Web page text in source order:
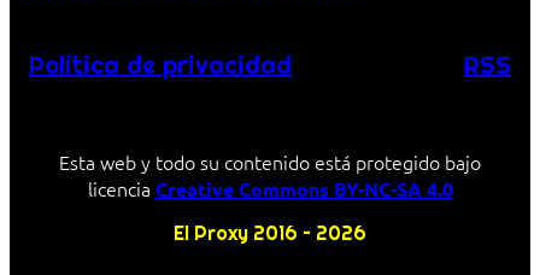
Política de privacidad RSS
Esta web y todo su contenido está protegido bajo
licencia Creative Commons BY-NC-SA 4.0
El Proxy 2016 – 2026